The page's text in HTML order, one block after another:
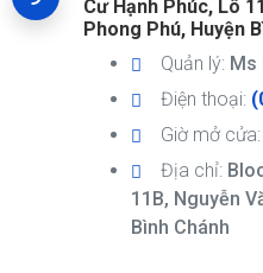
Cư Hạnh Phúc, Lô
Phong Phú, Huyện
Quản lý: Ms
Điện thoại:
Giờ mở cửa:
Địa chỉ:
11B, Nguyễn
Bình Chánh